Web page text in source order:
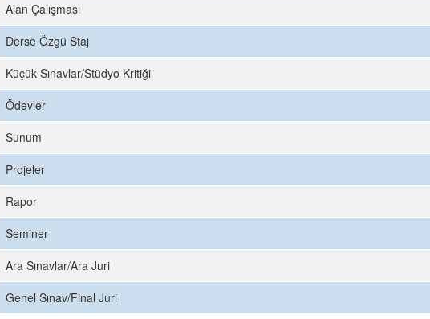
Alan Çalışması
Derse Özgü Staj
Küçük Sınavlar/Stüdyo Kritiği
Ödevler
Sunum
Projeler
Rapor
Seminer
Ara Sınavlar/Ara Juri
Genel Sınav/Final Juri